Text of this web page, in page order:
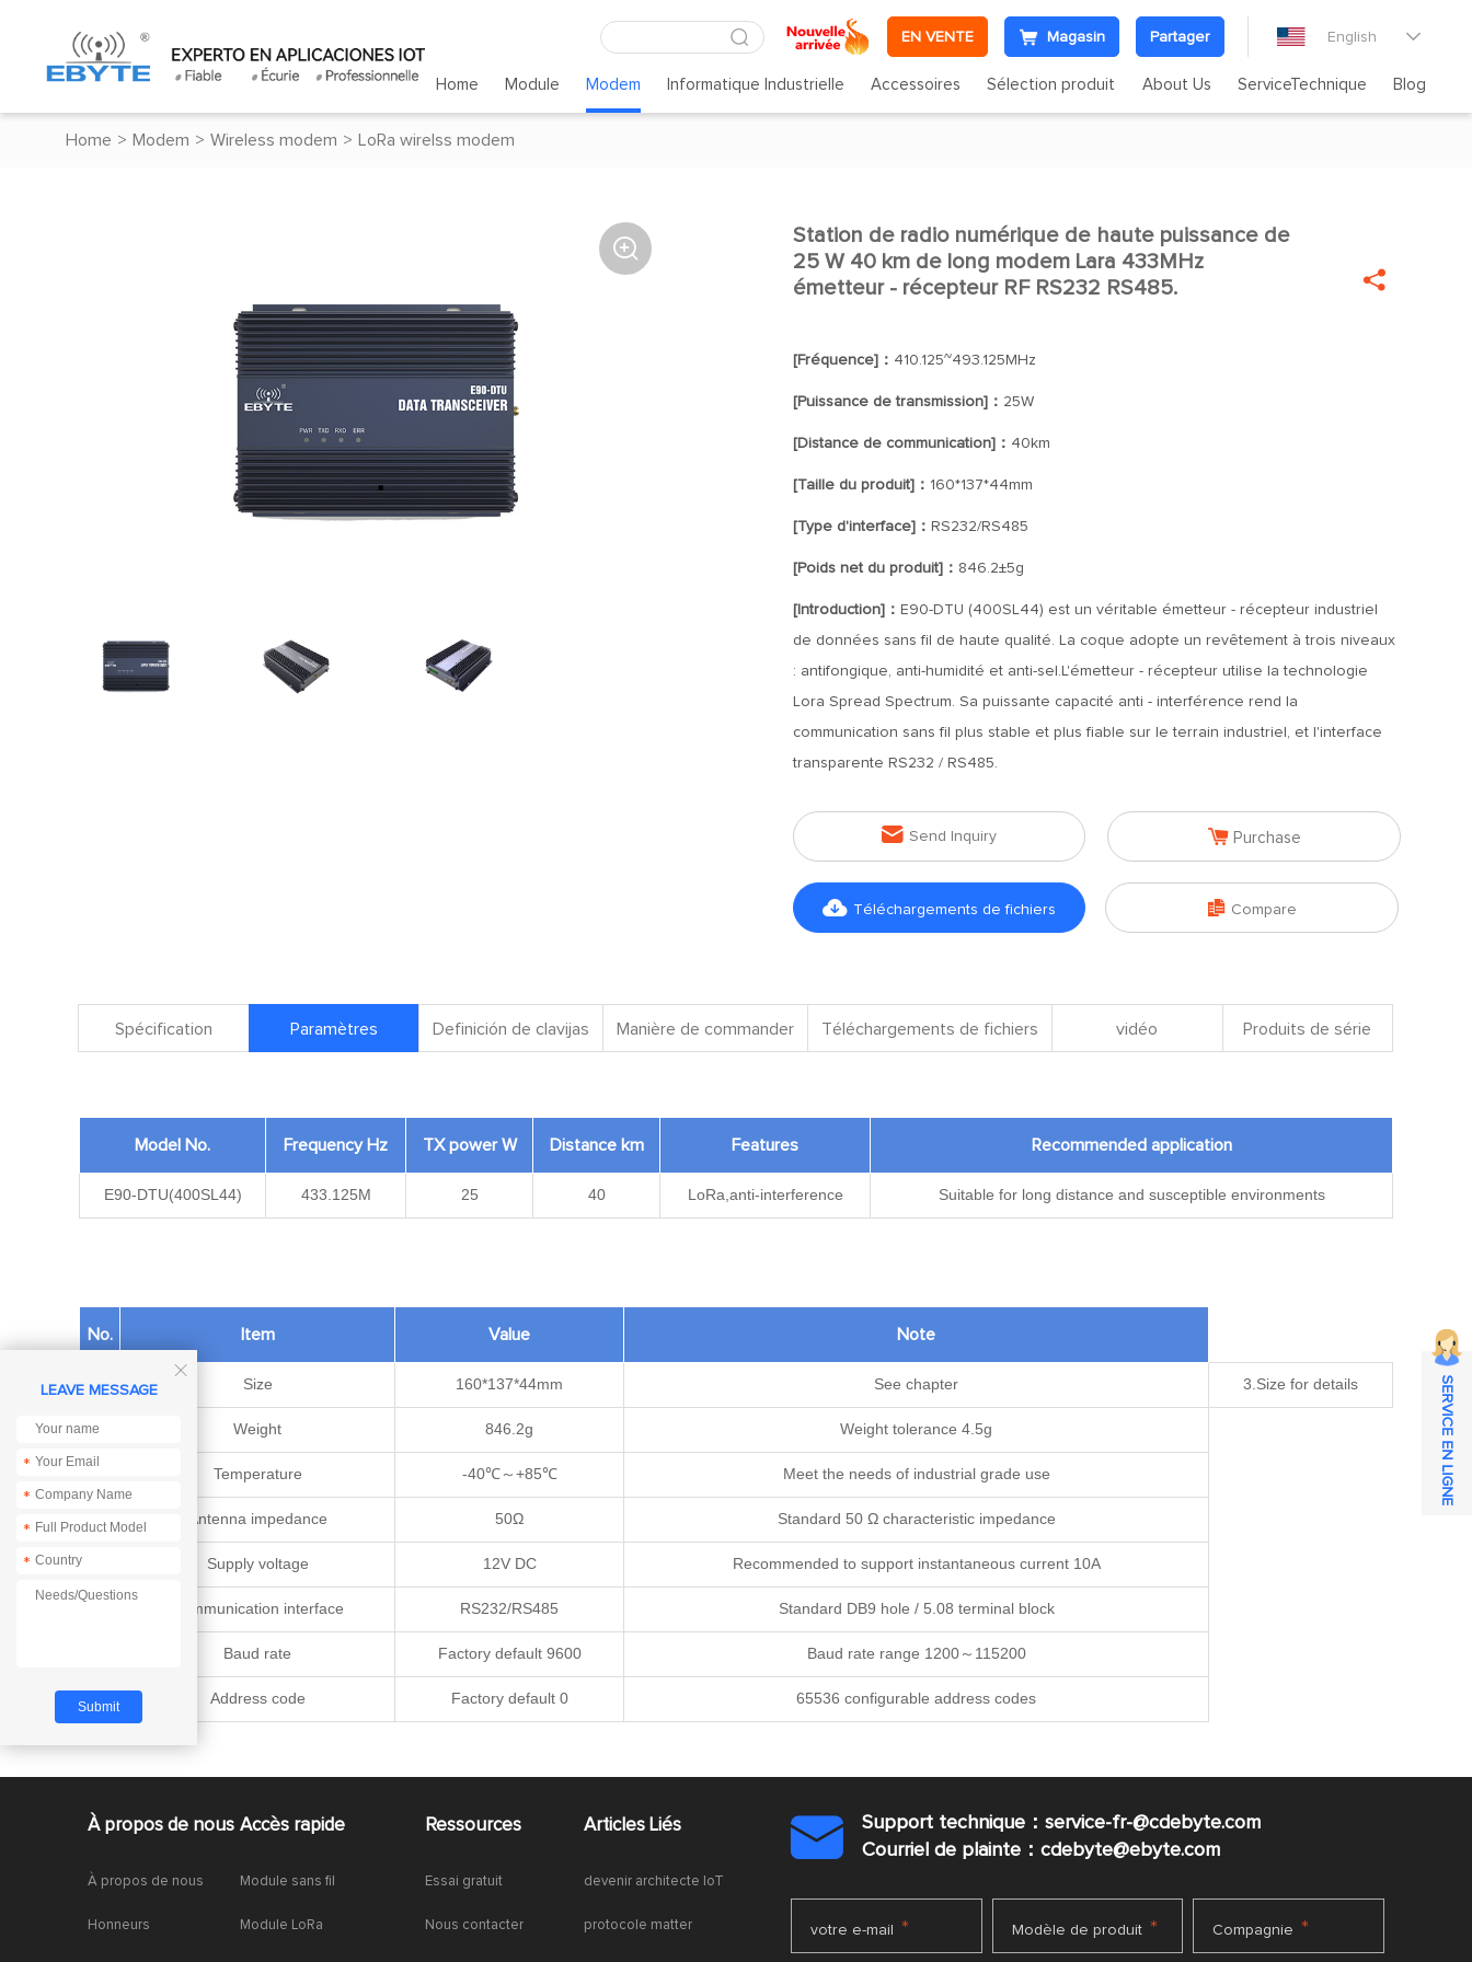
EN VENTE Magasin Partager English 
Home Module Modem Informatique Industrielle Accessoires Sélection produit About Us ServiceTechnique Blog
Home > Modem > Wireless modem > LoRa wirelss modem
 
Station de radio numérique de haute puissance de
25 W 40 km de long modem Lara 433MHz
émetteur - récepteur RF RS232 RS485.

[Fréquence]： 410.125~493.125MHz
[Puissance de transmission]： 25W
[Distance de communication]： 40km
[Taille du produit]： 160*137*44mm
[Type d'interface]： RS232/RS485
[Poids net du produit]： 846.2±5g
[Introduction]： E90-DTU (400SL44) est un véritable émetteur - récepteur industriel
de données sans fil de haute qualité. La coque adopte un revêtement à trois niveaux
: antifongique, anti-humidité et anti-sel.L'émetteur - récepteur utilise la technologie
Lora Spread Spectrum. Sa puissante capacité anti - interférence rend la
communication sans fil plus stable et plus fiable sur le terrain industriel, et l'interface
transparente RS232 / RS485.
 Send Inquiry  Purchase
 Téléchargements de fichiers  Compare
Spécification Paramètres Definición de clavijas Manière de commander Téléchargements de fichiers vidéo Produits de série
Model No. Frequency Hz TX power W Distance km Features Recommended application
E90-DTU(400SL44) 433.125M 25 40 LoRa,anti-interference Suitable for long distance and susceptible environments
No. Item Value Note
1 Size 160*137*44mm See chapter 3.Size for details
2 Weight 846.2g Weight tolerance 4.5g
Temperature -40℃～+85℃ Meet the needs of industrial grade use
Antenna impedance 50Ω Standard 50 Ω characteristic impedance
Supply voltage 12V DC Recommended to support instantaneous current 10A
Communication interface RS232/RS485 Standard DB9 hole / 5.08 terminal block
Baud rate Factory default 9600 Baud rate range 1200～115200
8 Address code Factory default 0 65536 configurable address codes
À propos de nous
À propos de nous
Honneurs
Accès rapide
Module sans fil
Module LoRa
Ressources
Essai gratuit
Nous contacter
Articles Liés
devenir architecte IoT
protocole matter

Support technique：service-fr-@cdebyte.com
Courriel de plainte：cdebyte@ebyte.com
votre e-mail * Modèle de produit * Compagnie *

LEAVE MESSAGE
*
*
*
*
SERVICE EN LIGNE